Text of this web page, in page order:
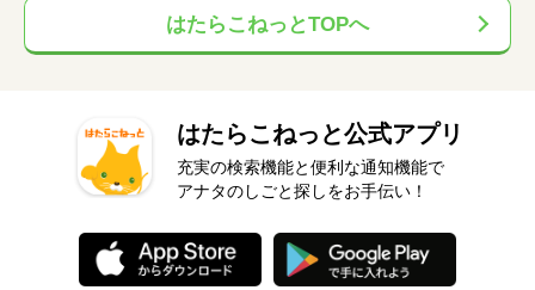
はたらこねっとTOPへ
はたらこねっと公式アプリ
充実の検索機能と便利な通知機能で
アナタのしごと探しをお手伝い！